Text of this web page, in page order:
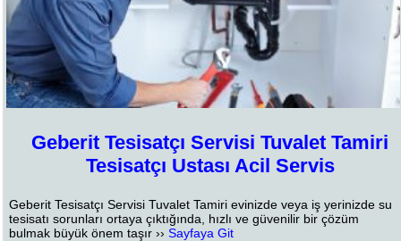
Geberit Tesisatçı Servisi Tuvalet Tamiri
Tesisatçı Ustası Acil Servis
Geberit Tesisatçı Servisi Tuvalet Tamiri evinizde veya iş yerinizde su
tesisatı sorunları ortaya çıktığında, hızlı ve güvenilir bir çözüm
bulmak büyük önem taşır ››Sayfaya Git